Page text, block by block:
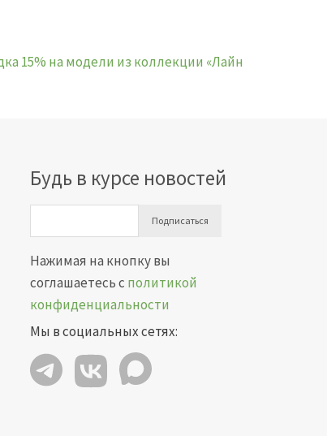
15% на модели из коллекции «Лайн
Будь в курсе новостей
Подписаться
Нажимая на кнопку вы
соглашаетесь с политикой
конфиденциальности
Мы в социальных сетях: